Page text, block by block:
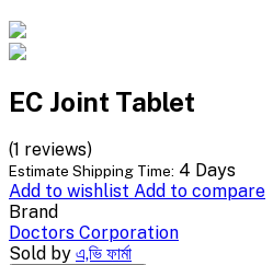
EC Joint Tablet
(1 reviews)
Estimate Shipping Time: 4 Days
Add to wishlist Add to compare
Brand
Doctors Corporation
Sold by এ,ভি ফার্মা